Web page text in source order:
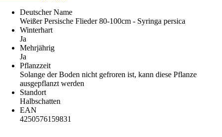
Deutscher Name
Weißer Persische Flieder 80-100cm - Syringa persica
Winterhart
Ja
Mehrjährig
Ja
Pflanzzeit
Solange der Boden nicht gefroren ist, kann diese Pflanze
ausgepflanzt werden
Standort
Halbschatten
EAN
4250576159831